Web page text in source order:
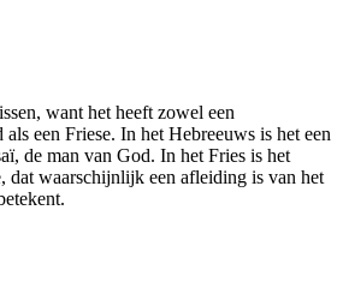
want het heeft zowel een
een Friese. In het Hebreeuws is het een
de man van God. In het Fries is het
dat waarschijnlijk een afleiding is van het